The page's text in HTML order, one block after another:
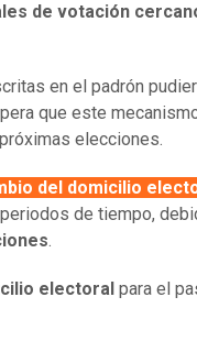
de votación
en el padrón
que este
elecciones.
del domicilio
de tiempo,
.
electoral para el